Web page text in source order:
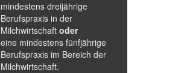
mindestens dreijährige
Berufspraxis in der
Milchwirtschaft oder
eine mindestens fünfjährige
Berufspraxis im Bereich der
Milchwirtschaft.